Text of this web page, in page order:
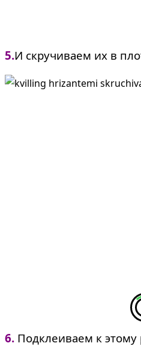
5.И скручиваем их в
6. Подклеиваем к